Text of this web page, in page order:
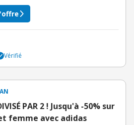
Vérifié
PAR 2 ! Jusqu'à -50% sur
femme avec adidas